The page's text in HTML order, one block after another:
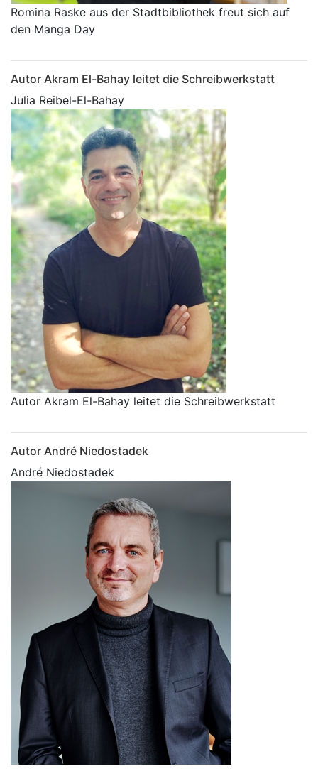
Romina Raske aus der Stadtbibliothek freut sich auf
den Manga Day
Autor Akram El-Bahay leitet die Schreibwerkstatt
Julia Reibel-El-Bahay
Autor Akram El-Bahay leitet die Schreibwerkstatt
Autor André Niedostadek
André Niedostadek